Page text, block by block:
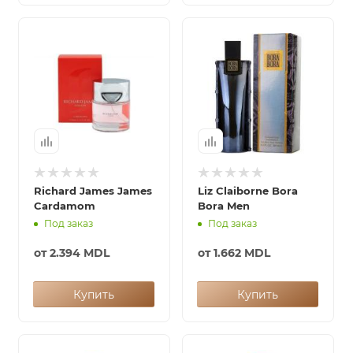
Richard James James
Cardamom
Под заказ
от2.394 MDL
Купить
Liz Claiborne Bora
Bora Men
Под заказ
от1.662 MDL
Купить